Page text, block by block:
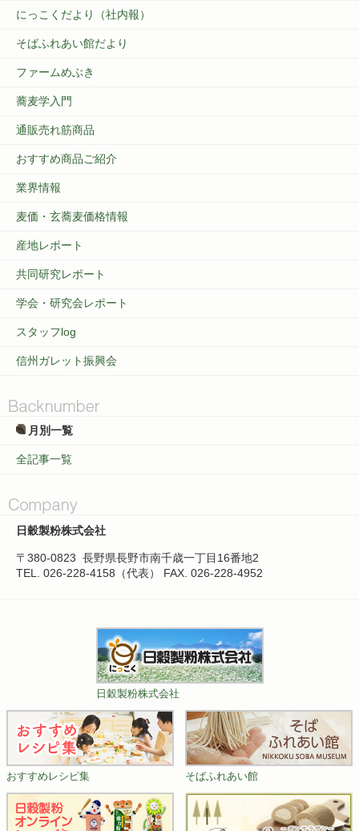
にっこくだより（社内報）
そばふれあい館だより
ファームめぶき
蕎麦学入門
通販売れ筋商品
おすすめ商品ご紹介
業界情報
麦価・玄蕎麦価格情報
産地レポート
共同研究レポート
学会・研究会レポート
スタッフlog
信州ガレット振興会
月別一覧
全記事一覧
日穀製粉株式会社
〒380-0823 長野県長野市南千歳一丁目16番地2
TEL. 026-228-4158（代表）
FAX. 026-228-4952
日穀製粉株式会社
おすすめレシピ集 そばふれあい館